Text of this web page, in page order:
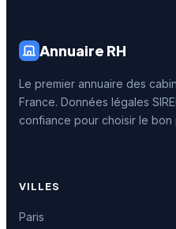
Annuaire RH
Le premier annuaire des
France. Données légales
confiance pour choisir le bon
VILLES
Paris